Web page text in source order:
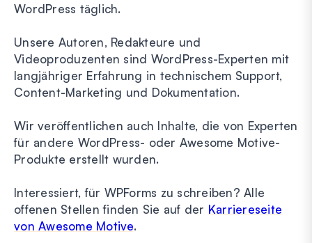
WordPress täglich.
Unsere Autoren, Redakteure und
Videoproduzenten sind WordPress-Experten mit
langjähriger Erfahrung in technischem Support,
Content-Marketing und Dokumentation.
Wir veröffentlichen auch Inhalte, die von Experten
für andere WordPress- oder Awesome Motive-
Produkte erstellt wurden.
Interessiert, für WPForms zu schreiben? Alle
offenen Stellen finden Sie auf der Karriereseite
von Awesome Motive.